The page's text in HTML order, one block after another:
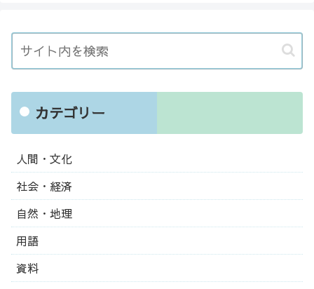
カテゴリー
人間・文化
社会・経済
自然・地理
用語
資料